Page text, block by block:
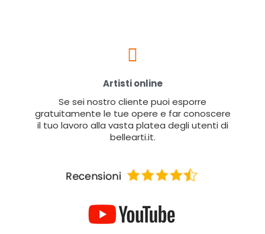
Artisti online
Se sei nostro cliente puoi esporre
gratuitamente le tue opere e far conoscere
il tuo lavoro alla vasta platea degli utenti di
bellearti.it.